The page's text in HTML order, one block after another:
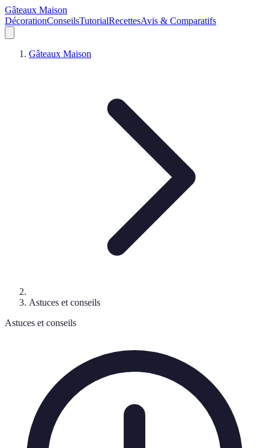
Gâteaux Maison
DécorationConseilsTutorialRecettesAvis & Comparatifs
Gâteaux Maison
Astuces et conseils
Astuces et conseils